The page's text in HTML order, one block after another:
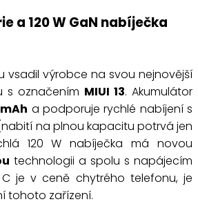
a 120 W GaN nabíječka
vsadil výrobce na svou nejnovější
s označením MIUI 13. Akumulátor
a podporuje rychlé nabíjení s
na plnou kapacitu potrvá jen
120 W nabíječka má novou
technologii a spolu s napájecím
C je v ceně chytrého telefonu, je
tohoto zařízení.